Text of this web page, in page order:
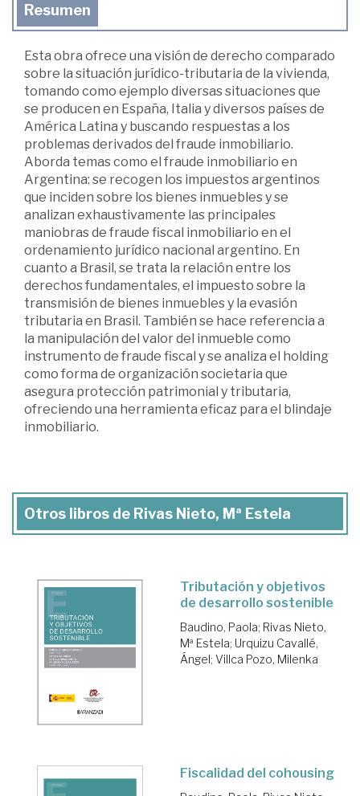
Resumen
Esta obra ofrece una visión de derecho comparado
sobre la situación jurídico-tributaria de la vivienda,
tomando como ejemplo diversas situaciones que
se producen en España, Italia y diversos países de
América Latina y buscando respuestas a los
problemas derivados del fraude inmobiliario.
Aborda temas como el fraude inmobiliario en
Argentina: se recogen los impuestos argentinos
que inciden sobre los bienes inmuebles y se
analizan exhaustivamente las principales
maniobras de fraude fiscal inmobiliario en el
ordenamiento jurídico nacional argentino. En
cuanto a Brasil, se trata la relación entre los
derechos fundamentales, el impuesto sobre la
transmisión de bienes inmuebles y la evasión
tributaria en Brasil. También se hace referencia a
la manipulación del valor del inmueble como
instrumento de fraude fiscal y se analiza el holding
como forma de organización societaria que
asegura protección patrimonial y tributaria,
ofreciendo una herramienta eficaz para el blindaje
inmobiliario.
Otros libros de Rivas Nieto, Mª Estela
Tributación y objetivos
de desarrollo sostenible
Baudino, Paola; Rivas Nieto,
Mª Estela; Urquizu Cavallé,
Ángel; Villca Pozo, Milenka
Fiscalidad del cohousing